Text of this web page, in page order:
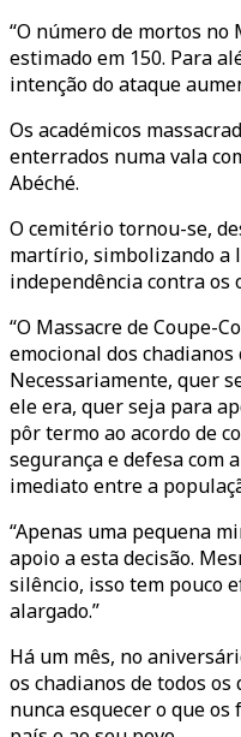
“O número de mortos no
estimado em 150. Para
intenção do ataque
Os académicos
enterrados numa vala
Abéché.
O cemitério tornou-se,
martírio, simbolizando a
independência contra os
“O Massacre de Coupe-
emocional dos
Necessariamente, quer
ele era, quer seja para
pôr termo ao acordo de
segurança e defesa com
imediato entre a
“Apenas uma pequena
apoio a esta decisão.
silêncio, isso tem pouco
alargado.”
Há um mês, no
os chadianos de todos
nunca esquecer o que